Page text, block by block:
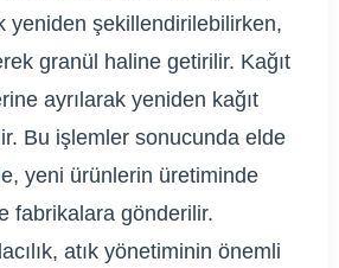
yeniden şekillendirilebilirken,
granül haline getirilir. Kağıt
ayrılarak yeniden kağıt
Bu işlemler sonucunda elde
yeni ürünlerin üretiminde
fabrikalara gönderilir.
atık yönetiminin önemli